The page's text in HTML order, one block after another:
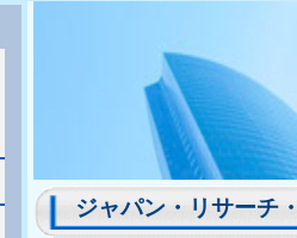
ジャパン・リサーチ